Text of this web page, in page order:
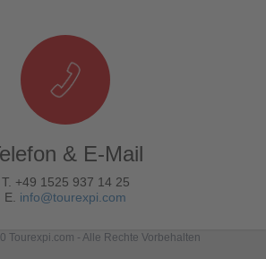
& E-Mail
T. +49 1525 937 14 25
E. info@tourexpi.com
Tourexpi.com - Alle Rechte Vorbehalten